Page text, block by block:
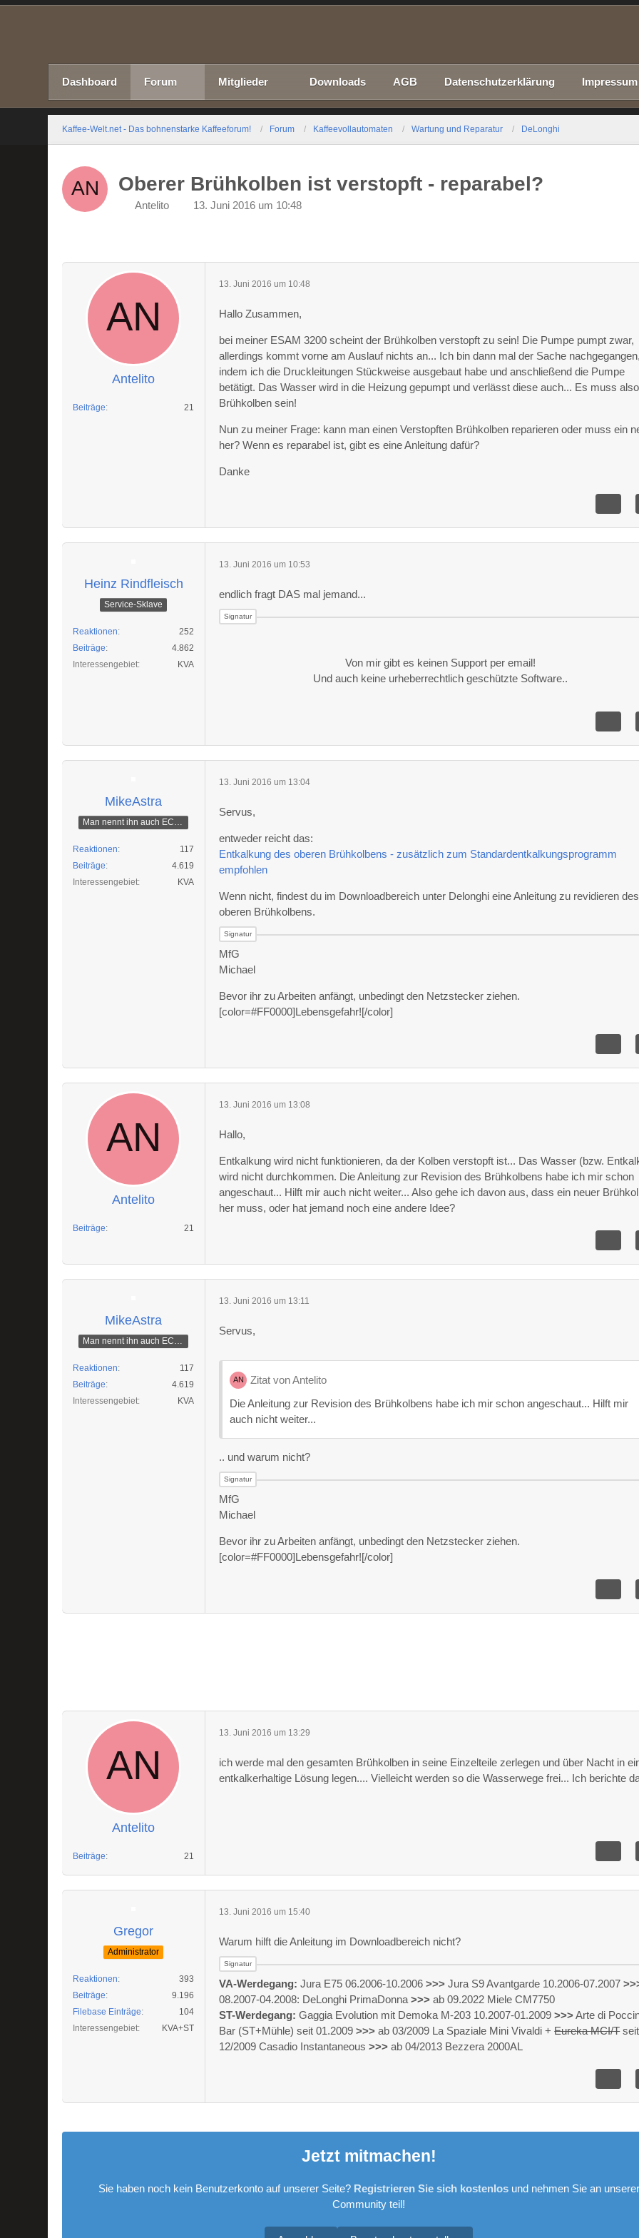
Dashboard Forum Mitglieder Downloads AGB Datenschutzerklärung Impressum
Kaffee-Welt.net - Das bohnenstarke Kaffeeforum! Forum Kaffeevollautomaten Wartung und Reparatur DeLonghi
Oberer Brühkolben ist verstopft - reparabel?
Antelito 13. Juni 2016 um 10:48
Antelito
Beiträge 21
13. Juni 2016 um 10:48
Hallo Zusammen,
bei meiner ESAM 3200 scheint der Brühkolben verstopft zu sein! Die Pumpe pumpt zwar,
allerdings kommt vorne am Auslauf nichts an... Ich bin dann mal der Sache
indem ich die Druckleitungen Stückweise ausgebaut habe und anschließend die Pumpe
betätigt. Das Wasser wird in die Heizung gepumpt und verlässt diese auch... Es muss
Brühkolben sein!
Nun zu meiner Frage: kann man einen Verstopften Brühkolben reparieren oder muss ein
her? Wenn es reparabel ist, gibt es eine Anleitung dafür?
Danke
Heinz Rindfleisch
Service-Sklave
Reaktionen
252
Beiträge
4.862
Interessengebiet
KVA
13. Juni 2016 um 10:53
endlich fragt DAS mal jemand...
Von mir gibt es keinen Support per email!
Und auch keine urheberrechtlich geschützte Software..
MikeAstra
Reaktionen
117
Beiträge
4.619
Interessengebiet
KVA
13. Juni 2016 um 13:04
Servus,
entweder reicht das:
Entkalkung des oberen Brühkolbens - zusätzlich zum Standardentkalkungsprogramm
empfohlen
Wenn nicht, findest du im Downloadbereich unter Delonghi eine Anleitung zu revidieren des
oberen Brühkolbens.
MfG
Michael
Bevor ihr zu Arbeiten anfängt, unbedingt den Netzstecker ziehen.
[color=#FF0000]Lebensgefahr![/color]
Antelito
Beiträge 21
13. Juni 2016 um 13:08
Hallo,
Entkalkung wird nicht funktionieren, da der Kolben verstopft ist... Das Wasser (bzw.
wird nicht durchkommen. Die Anleitung zur Revision des Brühkolbens habe ich mir schon
angeschaut... Hilft mir auch nicht weiter... Also gehe ich davon aus, dass ein neuer
her muss, oder hat jemand noch eine andere Idee?
MikeAstra
Reaktionen
117
Beiträge
4.619
Interessengebiet
KVA
13. Juni 2016 um 13:11
Servus,
Zitat von Antelito
Die Anleitung zur Revision des Brühkolbens habe ich mir schon angeschaut... Hilft mir
auch nicht weiter...
.. und warum nicht?
MfG
Michael
Bevor ihr zu Arbeiten anfängt, unbedingt den Netzstecker ziehen.
[color=#FF0000]Lebensgefahr![/color]
Antelito
Beiträge 21
13. Juni 2016 um 13:29
ich werde mal den gesamten Brühkolben in seine Einzelteile zerlegen und über Nacht in
entkalkerhaltige Lösung legen.... Vielleicht werden so die Wasserwege frei... Ich berichte
Gregor
Administrator
Reaktionen
393
Beiträge
9.196
Filebase Einträge
104
Interessengebiet
KVA+ST
13. Juni 2016 um 15:40
Warum hilft die Anleitung im Downloadbereich nicht?
VA-Werdegang: Jura E75 06.2006-10.2006>>> Jura S9 Avantgarde 10.2006-07.2007
08.2007-04.2008: DeLonghi PrimaDonna>>> ab 09.2022 Miele CM7750
ST-Werdegang:Gaggia Evolution mit Demoka M-203 10.2007-01.2009>>>Arte di
Bar (ST+Mühle) seit 01.2009>>> ab 03/2009 La Spaziale Mini Vivaldi +Eureka MCI/Tseit
12/2009 Casadio Instantaneous>>> ab 04/2013 Bezzera 2000AL
Jetzt mitmachen!
Sie haben noch kein Benutzerkonto auf unserer Seite? Registrieren Sie sich kostenlosund nehmen Sie an unserer
Community teil!